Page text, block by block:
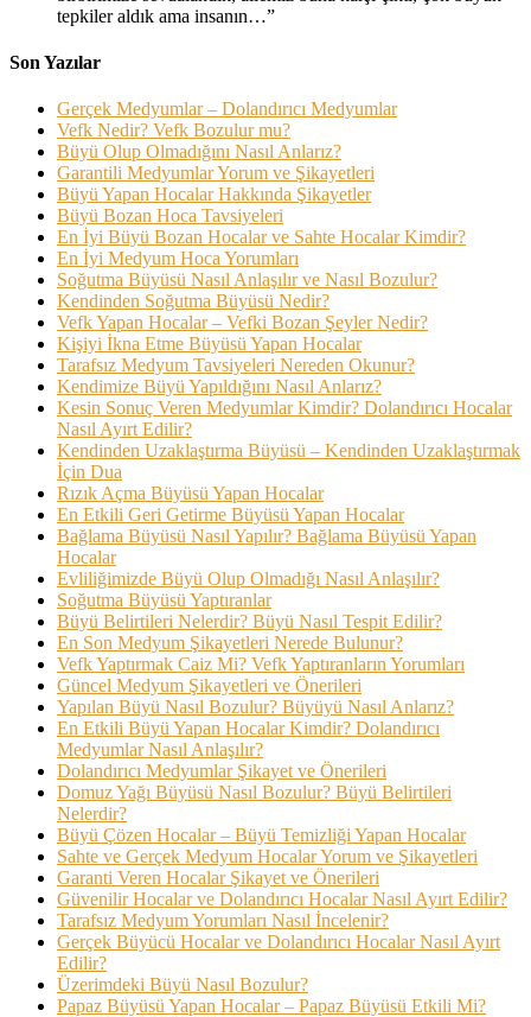
tepkiler aldık ama insanın…”
Son Yazılar
Gerçek Medyumlar – Dolandırıcı Medyumlar
Vefk Nedir? Vefk Bozulur mu?
Büyü Olup Olmadığını Nasıl Anlarız?
Garantili Medyumlar Yorum ve Şikayetleri
Büyü Yapan Hocalar Hakkında Şikayetler
Büyü Bozan Hoca Tavsiyeleri
En İyi Büyü Bozan Hocalar ve Sahte Hocalar Kimdir?
En İyi Medyum Hoca Yorumları
Soğutma Büyüsü Nasıl Anlaşılır ve Nasıl Bozulur?
Kendinden Soğutma Büyüsü Nedir?
Vefk Yapan Hocalar – Vefki Bozan Şeyler Nedir?
Kişiyi İkna Etme Büyüsü Yapan Hocalar
Tarafsız Medyum Tavsiyeleri Nereden Okunur?
Kendimize Büyü Yapıldığını Nasıl Anlarız?
Kesin Sonuç Veren Medyumlar Kimdir? Dolandırıcı Hocalar
Nasıl Ayırt Edilir?
Kendinden Uzaklaştırma Büyüsü – Kendinden Uzaklaştırmak
İçin Dua
Rızık Açma Büyüsü Yapan Hocalar
En Etkili Geri Getirme Büyüsü Yapan Hocalar
Bağlama Büyüsü Nasıl Yapılır? Bağlama Büyüsü Yapan
Hocalar
Evliliğimizde Büyü Olup Olmadığı Nasıl Anlaşılır?
Soğutma Büyüsü Yaptıranlar
Büyü Belirtileri Nelerdir? Büyü Nasıl Tespit Edilir?
En Son Medyum Şikayetleri Nerede Bulunur?
Vefk Yaptırmak Caiz Mi? Vefk Yaptıranların Yorumları
Güncel Medyum Şikayetleri ve Önerileri
Yapılan Büyü Nasıl Bozulur? Büyüyü Nasıl Anlarız?
En Etkili Büyü Yapan Hocalar Kimdir? Dolandırıcı
Medyumlar Nasıl Anlaşılır?
Dolandırıcı Medyumlar Şikayet ve Önerileri
Domuz Yağı Büyüsü Nasıl Bozulur? Büyü Belirtileri
Nelerdir?
Büyü Çözen Hocalar – Büyü Temizliği Yapan Hocalar
Sahte ve Gerçek Medyum Hocalar Yorum ve Şikayetleri
Garanti Veren Hocalar Şikayet ve Önerileri
Güvenilir Hocalar ve Dolandırıcı Hocalar Nasıl Ayırt Edilir?
Tarafsız Medyum Yorumları Nasıl İncelenir?
Gerçek Büyücü Hocalar ve Dolandırıcı Hocalar Nasıl Ayırt
Edilir?
Üzerimdeki Büyü Nasıl Bozulur?
Papaz Büyüsü Yapan Hocalar – Papaz Büyüsü Etkili Mi?